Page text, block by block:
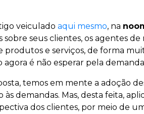
veiculado aqui mesmo, na
sobre seus clientes, os agentes
produtos e serviços, de forma
agora é não esperar pela
temos em mente a adoção
demandas. Mas, desta feita,
dos clientes, por meio de